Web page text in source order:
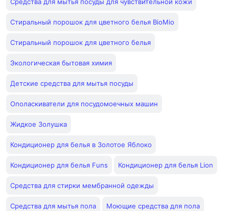
Стиральный порошок для цветного белья BioMio
Стиральный порошок для цветного белья
Экологическая бытовая химия
Детские средства для мытья посуды
Ополаскиватели для посудомоечных машин
Жидкое Золушка
Кондиционер для белья в Золотое Яблоко
Кондиционер для белья Funs Кондиционер для белья Lion
Средства для стирки мембранной одежды
Средства для мытья пола Моющие средства для пола